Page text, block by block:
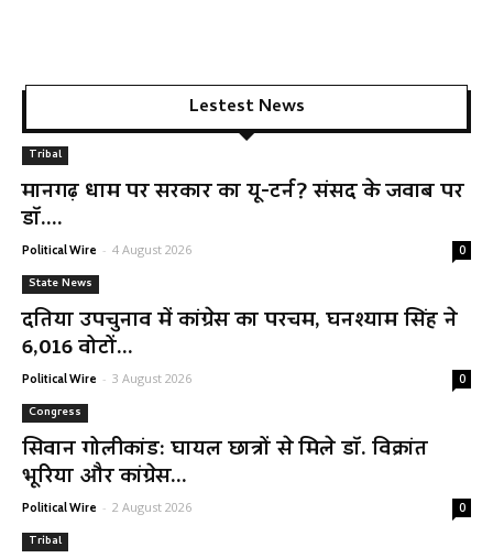
Lestest News
Tribal
मानगढ़ धाम पर सरकार का यू-टर्न? संसद के जवाब पर
डॉ....
Political Wire - 4 August 2026 0
State News
दतिया उपचुनाव में कांग्रेस का परचम, घनश्याम सिंह ने
6,016 वोटों...
Political Wire - 3 August 2026 0
Congress
सिवान गोलीकांड: घायल छात्रों से मिले डॉ. विक्रांत
भूरिया और कांग्रेस...
Political Wire - 2 August 2026 0
Tribal